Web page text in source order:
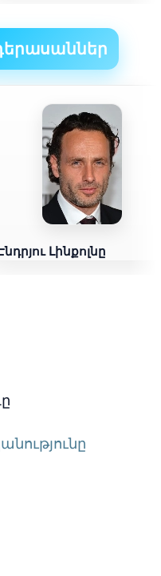
Լինքոլնը